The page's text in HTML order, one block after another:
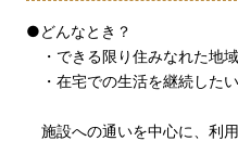
●どんなとき？
・できる限り住みなれた地
・在宅での生活を継続したい
施設への通いを中心に、利